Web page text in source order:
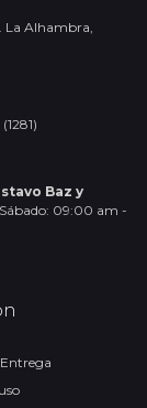
La Alhambra,
Baz y
09:00 am -